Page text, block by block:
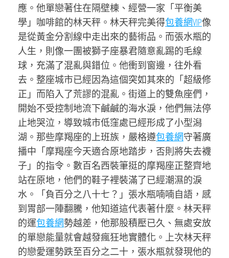
應。他單戀著住在隔壁棟、經營一家「平衡美
學」咖啡館的林天秤。林天秤完美得包養網VIP像
是從黃金分割線中走出來的藝術品。而張水瓶的
人生，則像一團被獅子座暴君隨意亂踢的毛線
球，充滿了混亂與錯位。他衝到窗邊，往外看
去。整座城市已經因為這個突如其來的「超級修
正」而陷入了荒謬的混亂。街道上的雙魚座們，
開始不受控制地流下鹹鹹的海水淚，他們無法停
止地哭泣，導致城市低窪處已經形成了小型潟
湖。那些摩羯座的上班族，嚴格遵包養網守著廣
播中「摩羯座今天適合原地踏步，否則將失去襪
子」的指令。數百名西裝筆挺的摩羯座正整齊地
站在原地，他們的鞋子裡裝滿了已經潮濕的淚
水。「負百分之八十七？」張水瓶喃喃自語，感
到胃部一陣翻騰，他知道這代表著什麼。林天秤
的運包養網勢越差，他那股積壓已久、無處安放
的單戀能量就會越發瘋狂地實體化。上次林天秤
的戀愛運勢跌至百分之二十，張水瓶就發現他的